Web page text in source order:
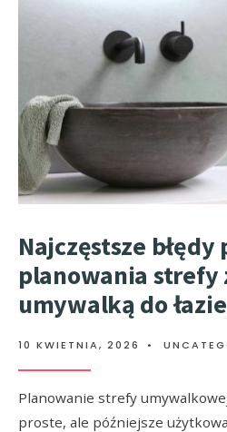
Najczęstsze błędy
planowania strefy
umywalką do
10 KWIETNIA, 2026 •
Planowanie strefy
proste, ale późniejsze